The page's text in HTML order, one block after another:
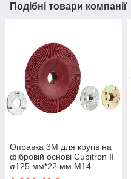
Подібні товари компанії
Оправка 3M для кругів на
фібровій основі Cubitron II
ø125 мм*22 мм М14